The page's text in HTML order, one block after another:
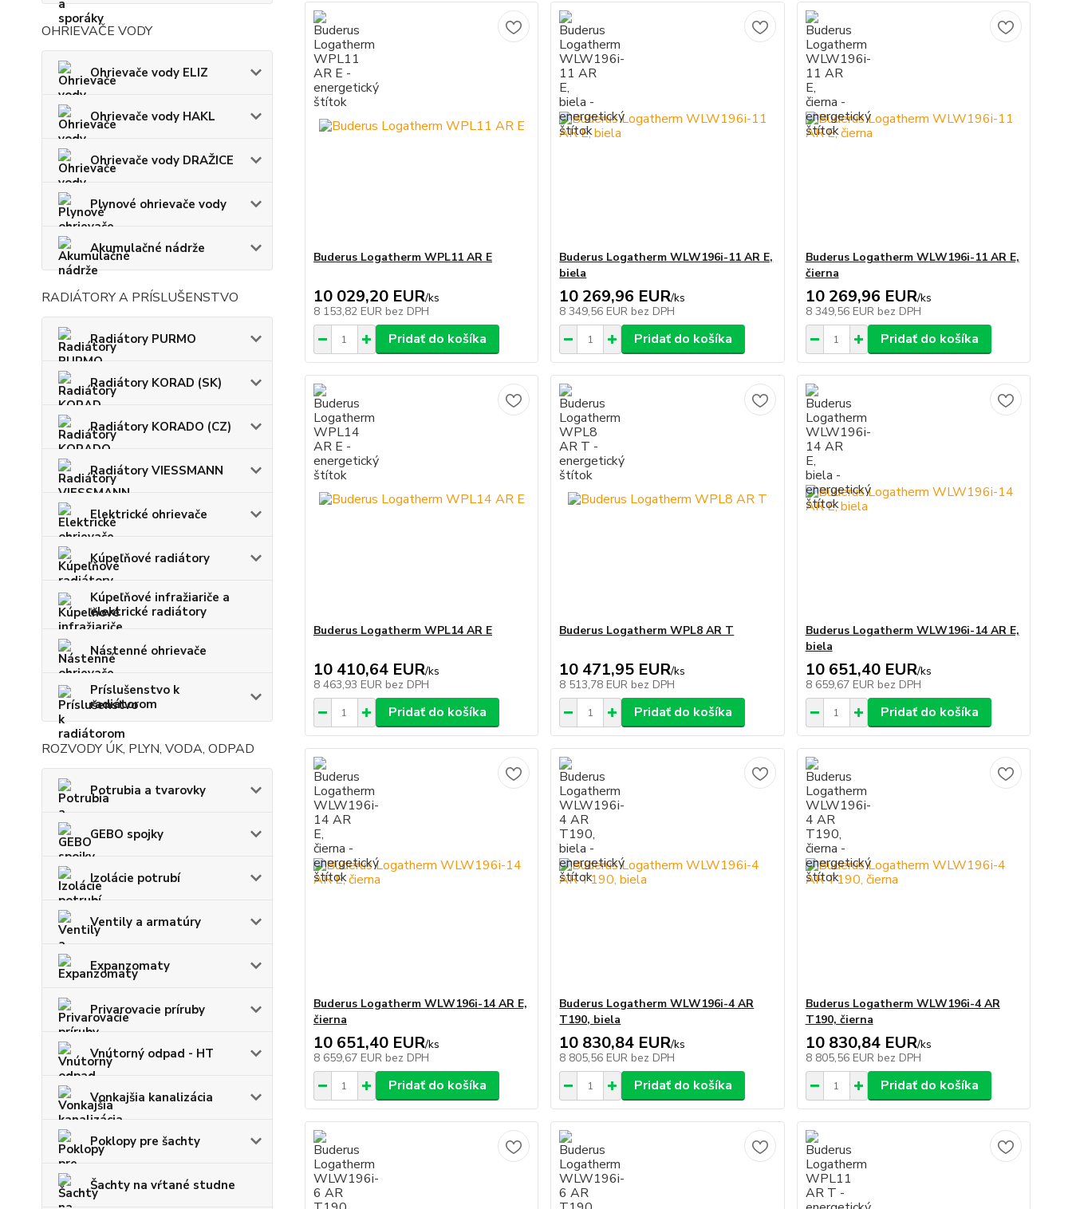
OHRIEVAČE VODY
Ohrievače vody ELIZ
Ohrievače vody HAKL
Ohrievače vody DRAŽICE
Plynové ohrievače vody
Akumulačné nádrže
RADIÁTORY A PRÍSLUŠENSTVO
Radiátory PURMO
Radiátory KORAD (SK)
Radiátory KORADO (CZ)
Radiátory VIESSMANN
Elektrické ohrievače
Kúpeľňové radiátory
Kúpeľňové infražiariče a
elektrické radiátory
Nástenné ohrievače
Príslušenstvo k
radiátorom
ROZVODY ÚK, PLYN, VODA, ODPAD
Potrubia a tvarovky
GEBO spojky
Izolácie potrubí
Ventily a armatúry
Expanzomaty
Privarovacie príruby
Vnútorný odpad - HT
Vonkajšia kanalizácia
Poklopy pre šachty
Šachty na vŕtané studne
Buderus Logatherm WPL11 AR E
10 029,20 EUR/ks
8 153,82 EUR bez DPH
Pridať do košíka
Buderus Logatherm WLW196i-11 AR E,
biela
10 269,96 EUR/ks
8 349,56 EUR bez DPH
Pridať do košíka
Buderus Logatherm WLW196i-11 AR E,
čierna
10 269,96 EUR/ks
8 349,56 EUR bez DPH
Pridať do košíka
Buderus Logatherm WPL14 AR E
10 410,64 EUR/ks
8 463,93 EUR bez DPH
Pridať do košíka
Buderus Logatherm WPL8 AR T
10 471,95 EUR/ks
8 513,78 EUR bez DPH
Pridať do košíka
Buderus Logatherm WLW196i-14 AR E,
biela
10 651,40 EUR/ks
8 659,67 EUR bez DPH
Pridať do košíka
Buderus Logatherm WLW196i-14 AR E,
čierna
10 651,40 EUR/ks
8 659,67 EUR bez DPH
Pridať do košíka
Buderus Logatherm WLW196i-4 AR
T190, biela
10 830,84 EUR/ks
8 805,56 EUR bez DPH
Pridať do košíka
Buderus Logatherm WLW196i-4 AR
T190, čierna
10 830,84 EUR/ks
8 805,56 EUR bez DPH
Pridať do košíka